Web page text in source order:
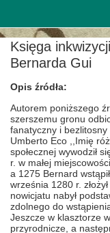
Księga
Bernarda Gui
Opis źródła:
Autorem poniższego
szerszemu gronu
fanatyczny i bezlitosny
Umberto Eco ,,Imię
społecznej wywodził
r. w małej
a 1275 Bernard
września 1280 r.
nowicjatu nabył
zdolnego do
Jeszcze w klasztorze
przyrodnicze, a